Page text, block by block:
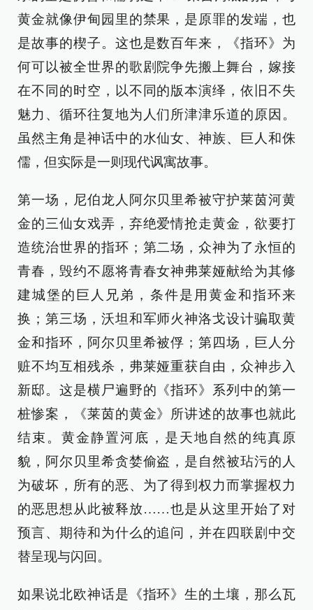
黄金就像伊甸园里的禁果，是原罪的发端，也
是故事的楔子。这也是数百年来，《指环》为
何可以被全世界的歌剧院争先搬上舞台，嫁接
在不同的时空，以不同的版本演绎，依旧不失
魅力、循环往复地为人们所津津乐道的原因。
虽然主角是神话中的水仙女、神族、巨人和侏
儒，但实际是一则现代讽寓故事。
第一场，尼伯龙人阿尔贝里希被守护莱茵河黄
金的三仙女戏弄，弃绝爱情抢走黄金，欲要打
造统治世界的指环；第二场，众神为了永恒的
青春，毁约不愿将青春女神弗莱娅献给为其修
建城堡的巨人兄弟，条件是用黄金和指环来
换；第三场，沃坦和军师火神洛戈设计骗取黄
金和指环，阿尔贝里希被俘；第四场，巨人分
赃不均互相残杀，弗莱娅重获自由，众神步入
新邸。这是横尸遍野的《指环》系列中的第一
桩惨案，《莱茵的黄金》所讲述的故事也就此
结束。黄金静置河底，是天地自然的纯真原
貌，阿尔贝里希贪婪偷盗，是自然被玷污的人
为破坏，所有的恶、为了得到权力而掌握权力
的恶思想从此被释放……也是从这里开始了对
预言、期待和为什么的追问，并在四联剧中交
替呈现与闪回。
如果说北欧神话是《指环》生的土壤，那么瓦